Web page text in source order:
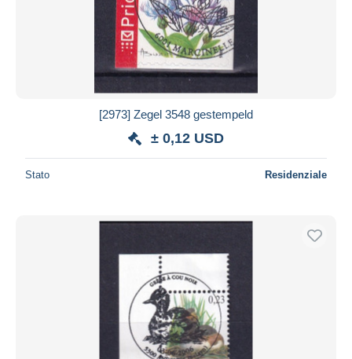
[2973] Zegel 3548 gestempeld
± 0,12 USD
Stato Residenziale